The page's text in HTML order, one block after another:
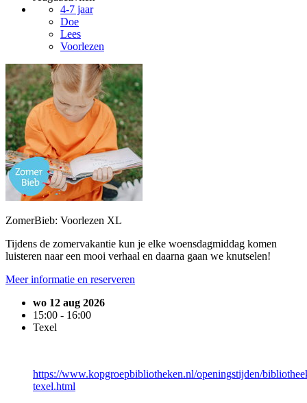
4-7 jaar
Doe
Lees
Voorlezen
ZomerBieb: Voorlezen XL
Tijdens de zomervakantie kun je elke woensdagmiddag komen
luisteren naar een mooi verhaal en daarna gaan we knutselen!
Meer informatie en reserveren
wo 12 aug 2026
15:00 - 16:00
Texel
https://www.kopgroepbibliotheken.nl/openingstijden/
texel.html